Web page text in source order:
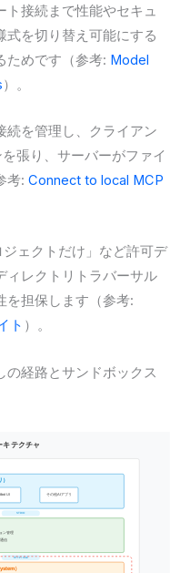
接続まで性能やセキュ
式を切り替え可能にする
ためです（参考: Model
）。
続を管理し、クライアン
を張り、サーバーがファイ
考:Connect to local MCP
ェクトだけ」など許可デ
ィレクトリトラバーサル
を担保します（参考:
ト ）。
の経路とサンドボックス